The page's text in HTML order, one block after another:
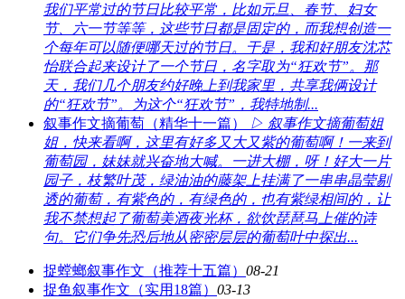
我们平常过的节日比较平常，比如元旦、春节、妇女
节、六一节等等，这些节日都是固定的，而我想创造一
个每年可以随便哪天过的节日。于是，我和好朋友沈芯
怡联合起来设计了一个节日，名字取为“狂欢节”。那
天，我们几个朋友约好晚上到我家里，共享我俩设计
的“狂欢节”。为这个“狂欢节”，我特地制...
叙事作文摘葡萄（精华十一篇）
▷ 叙事作文摘葡萄姐
姐，快来看啊，这里有好多又大又紫的葡萄啊！一来到
葡萄园，妹妹就兴奋地大喊。一进大棚，呀！好大一片
园子，枝繁叶茂，绿油油的藤架上挂满了一串串晶莹剔
透的葡萄，有紫色的，有绿色的，也有紫绿相间的，让
我不禁想起了葡萄美酒夜光杯，欲饮琵琶马上催的诗
句。它们争先恐后地从密密层层的葡萄叶中探出...
捉螳螂叙事作文（推荐十五篇） 08-21
捉鱼叙事作文（实用18篇） 03-13